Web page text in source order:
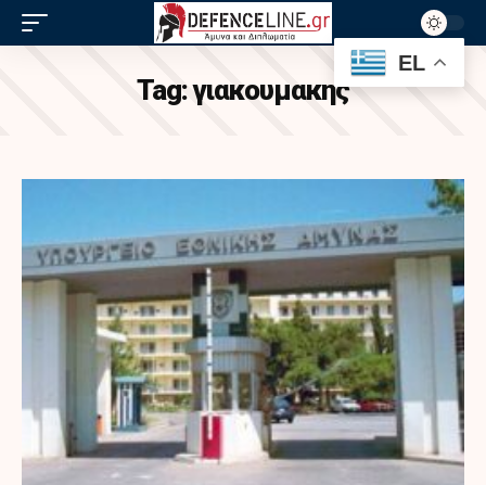
Tag:γιακουμακης
EL